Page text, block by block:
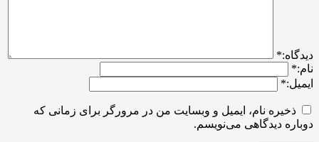
ديدگاه:*
نام:*
ایمیل:*
ذخیره نام، ایمیل و وبسایت من در مرورگر برای زمانی که
دوباره دیدگاهی می‌نویسم.